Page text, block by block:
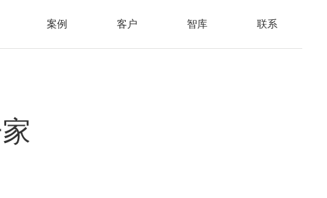
案例 客户 智库 联系